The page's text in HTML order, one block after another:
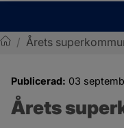
/ Årets
Publicerad: 03
Årets